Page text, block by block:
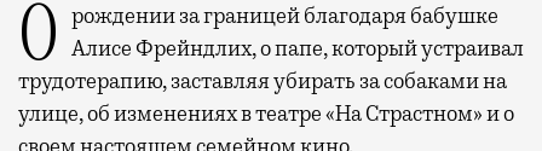
О рождении за границей благодаря бабушке Алисе Фрейндлих, о папе, который устраивал
трудотерапию, заставляя убирать за собаками на
улице, об изменениях в театре «На Страстном» и о